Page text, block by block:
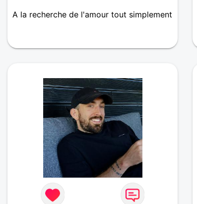
A la recherche de l'amour tout simplement